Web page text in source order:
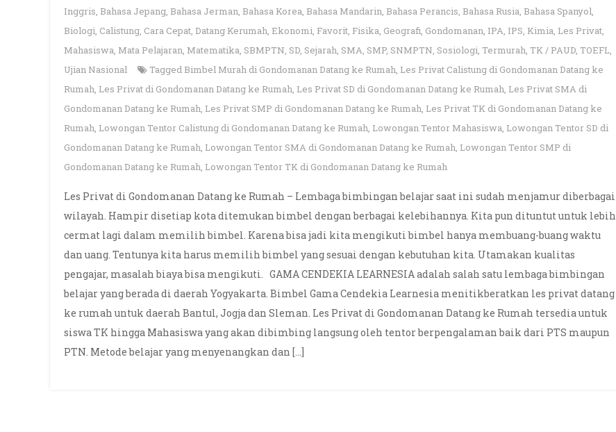
Inggris, Bahasa Jepang, Bahasa Jerman, Bahasa Korea, Bahasa Mandarin, Bahasa Perancis, Bahasa Rusia, Bahasa Spanyol,
Biologi, Calistung, Cara Cepat, Datang Kerumah, Ekonomi, Favorit, Fisika, Geografi, Gondomanan, IPA, IPS, Kimia, Les Privat,
Mahasiswa, Mata Pelajaran, Matematika, SBMPTN, SD, Sejarah, SMA, SMP, SNMPTN, Sosiologi, Termurah, TK / PAUD, TOEFL,
Ujian Nasional
Tagged Bimbel Murah di Gondomanan Datang ke Rumah, Les Privat Calistung di Gondomanan Datang ke
Rumah, Les Privat di Gondomanan Datang ke Rumah, Les Privat SD di Gondomanan Datang ke Rumah, Les Privat SMA di
Gondomanan Datang ke Rumah, Les Privat SMP di Gondomanan Datang ke Rumah, Les Privat TK di Gondomanan Datang ke
Rumah, Lowongan Tentor Calistung di Gondomanan Datang ke Rumah, Lowongan Tentor Mahasiswa, Lowongan Tentor SD di
Gondomanan Datang ke Rumah, Lowongan Tentor SMA di Gondomanan Datang ke Rumah, Lowongan Tentor SMP di
Gondomanan Datang ke Rumah, Lowongan Tentor TK di Gondomanan Datang ke Rumah
Les Privat di Gondomanan Datang ke Rumah – Lembaga bimbingan belajar saat ini sudah menjamur diberbagai
wilayah. Hampir disetiap kota ditemukan bimbel dengan berbagai kelebihannya. Kita pun dituntut untuk lebih
cermat lagi dalam memilih bimbel. Karena bisa jadi kita mengikuti bimbel hanya membuang-buang waktu
dan uang. Tentunya kita harus memilih bimbel yang sesuai dengan kebutuhan kita. Utamakan kualitas
pengajar, masalah biaya bisa mengikuti. GAMA CENDEKIA LEARNESIA adalah salah satu lembaga bimbingan
belajar yang berada di daerah Yogyakarta. Bimbel Gama Cendekia Learnesia menitikberatkan les privat datang
ke rumah untuk daerah Bantul, Jogja dan Sleman. Les Privat di Gondomanan Datang ke Rumah tersedia untuk
siswa TK hingga Mahasiswa yang akan dibimbing langsung oleh tentor berpengalaman baik dari PTS maupun
PTN. Metode belajar yang menyenangkan dan […]